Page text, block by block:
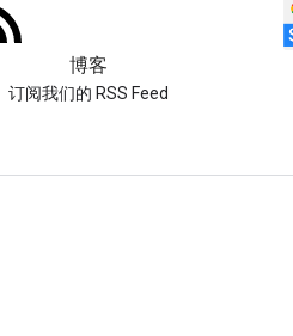
博客
订阅我们的 RSS Feed